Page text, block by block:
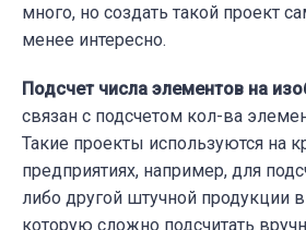
много, но создать такой проект
менее интересно.
Подсчет числа элементов на
связан с подсчетом кол-ва
Такие проекты используются на
предприятиях, например, для
либо другой штучной продукции
которую сложно подсчитать